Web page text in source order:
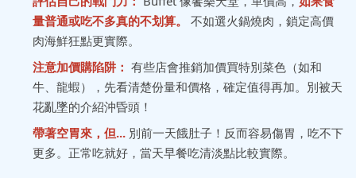
量普通或吃不多真的不划算。
不如選火鍋燒肉，鎖定高價
肉海鮮狂點更實際。
注意加價購陷阱： 有些店會推銷加價買特別菜色（如和
牛、龍蝦），先看清楚份量和價格，確定值得再加。別被天
花亂墜的介紹沖昏頭！
帶著空胃來，但... 別前一天餓肚子！反而容易傷胃，吃不下
更多。正常吃就好，當天早餐吃清淡點比較實際。